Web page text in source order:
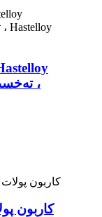
كاربون